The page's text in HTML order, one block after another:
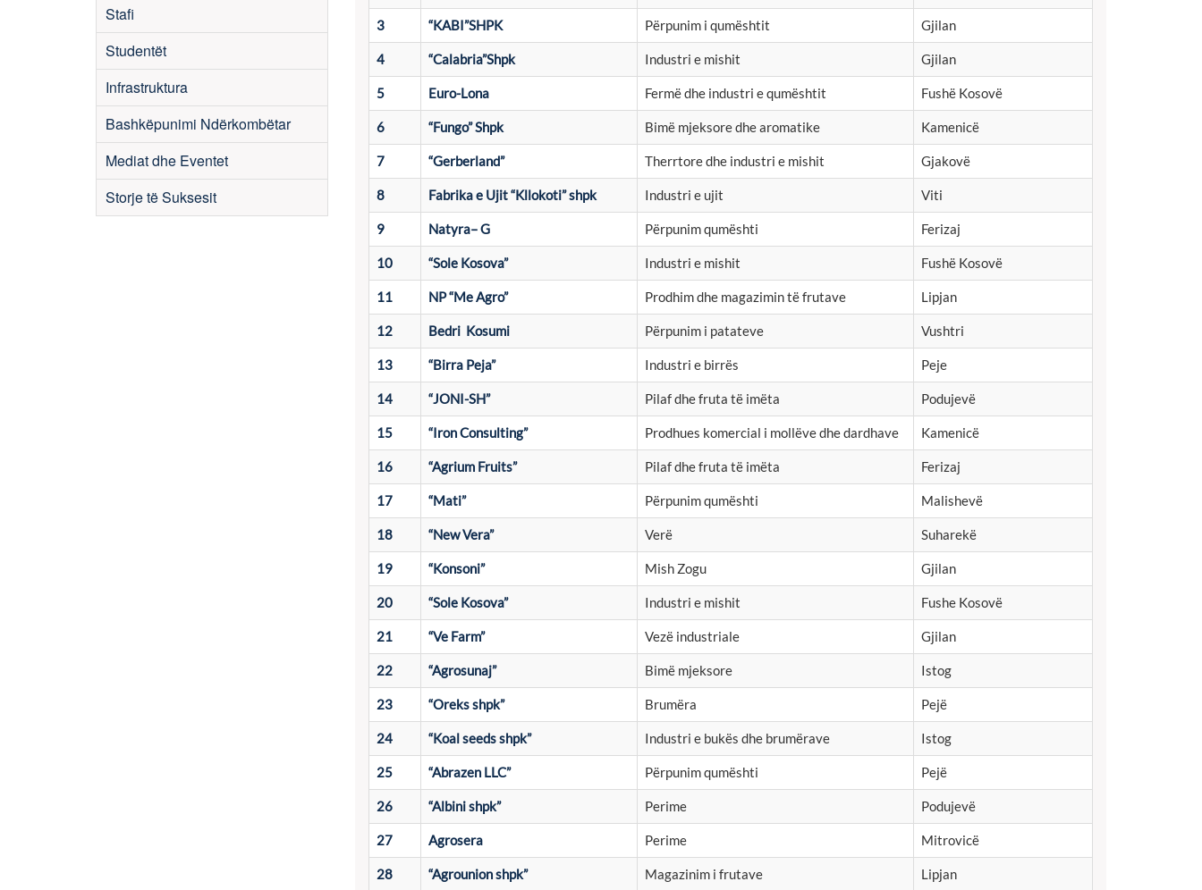
Stafi
Studentët
Infrastruktura
Bashkëpunimi Ndërkombëtar
Mediat dhe Eventet
Storje të Suksesit
3 “KABI”SHPK Përpunim i qumështit Gjilan
4 “Calabria”Shpk Industri e mishit Gjilan
5 Euro-Lona Fermë dhe industri e qumështit Fushë Kosovë
6 “Fungo” Shpk Bimë mjeksore dhe aromatike Kamenicë
7 “Gerberland” Therrtore dhe industri e mishit Gjakovë
8 Fabrika e Ujit “Kllokoti” shpk Industri e ujit Viti
9 Natyra– G Përpunim qumështi Ferizaj
10 “Sole Kosova” Industri e mishit Fushë Kosovë
11 NP “Me Agro” Prodhim dhe magazimin të frutave Lipjan
12 Bedri Kosumi Përpunim i patateve Vushtri
13 “Birra Peja” Industri e birrës Peje
14 “JONI-SH” Pilaf dhe fruta të imëta Podujevë
15 “Iron Consulting” Prodhues komercial i mollëve dhe dardhave Kamenicë
16 “Agrium Fruits” Pilaf dhe fruta të imëta Ferizaj
17 “Mati” Përpunim qumështi Malishevë
18 “New Vera” Verë Suharekë
19 “Konsoni” Mish Zogu Gjilan
20 “Sole Kosova” Industri e mishit Fushe Kosovë
21 “Ve Farm” Vezë industriale Gjilan
22 “Agrosunaj” Bimë mjeksore Istog
23 “Oreks shpk” Brumëra Pejë
24 “Koal seeds shpk” Industri e bukës dhe brumërave Istog
25 “Abrazen LLC” Përpunim qumështi Pejë
26 “Albini shpk” Perime Podujevë
27 Agrosera Perime Mitrovicë
28 “Agrounion shpk” Magazinim i frutave Lipjan